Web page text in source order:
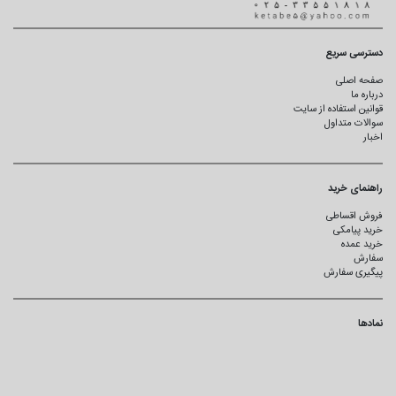
دسترسی سریع
صفحه اصلی
درباره ما
قوانین استفاده از سایت
سوالات متداول
اخبار
راهنمای خرید
فروش اقساطی
خرید پیامکی
خرید عمده
سفارش
پیگیری سفارش
نمادها